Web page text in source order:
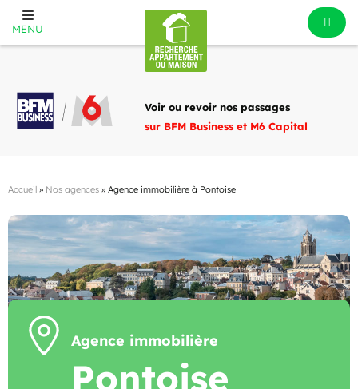
MENU
Voir ou revoir nos passages
sur BFM Business et M6 Capital
Accueil » Nos agences » Agence immobilière à Pontoise
Agence immobilière
Pontoise